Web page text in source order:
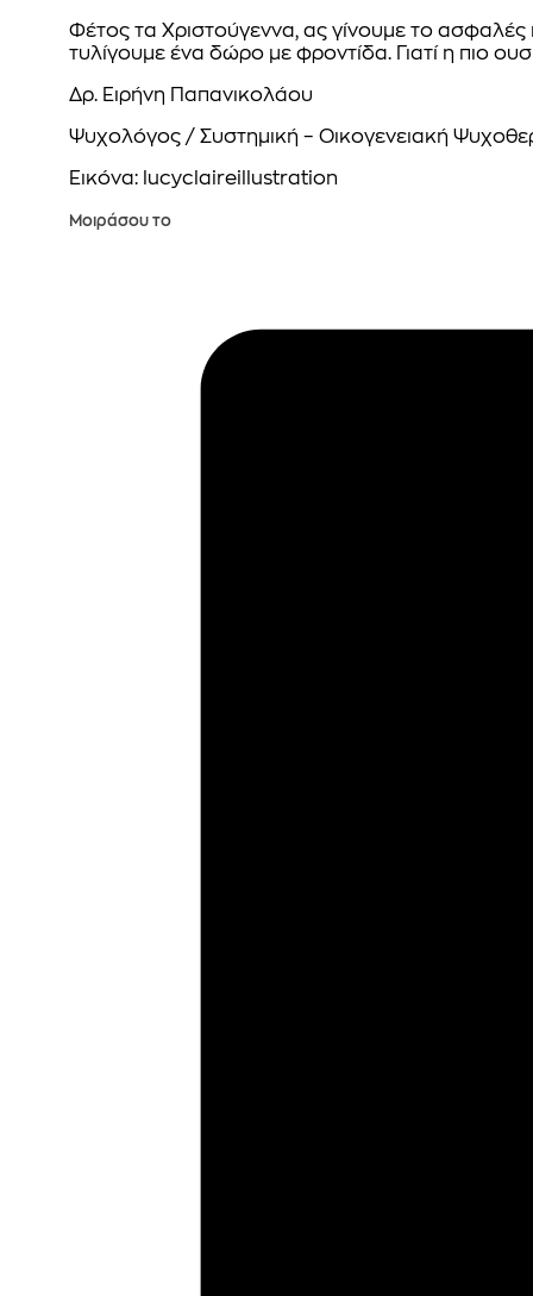
Φέτος τα Χριστούγεννα, ας γίνουμε το
τυλίγουμε ένα δώρο με φροντίδα. Γιατί η πιο
Δρ. Ειρήνη Παπανικολάου
Ψυχολόγος / Συστημική – Οικογενειακή
Εικόνα: lucyclaireillustration
Μοιράσου το